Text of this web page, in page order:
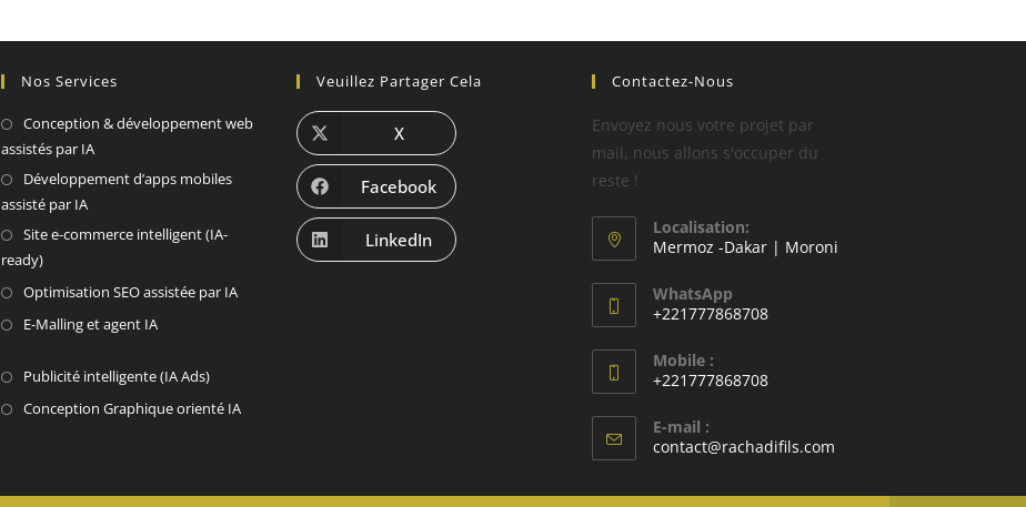
Nos Services
Conception & développement web
assistés par IA
Développement d’apps mobiles
assisté par IA
Site e-commerce intelligent (IA-
ready)
Optimisation SEO assistée par IA
E-Malling et agent IA
Publicité intelligente (IA Ads)
Conception Graphique orienté IA
Veuillez Partager Cela
X
Facebook
LinkedIn
Contactez-Nous
Envoyez nous votre projet par
mail, nous allons s'occuper du
reste !
Localisation:
Mermoz -Dakar | Moroni
WhatsApp
+221777868708
Mobile :
+221777868708
E-mail :
contact@rachadifils.com